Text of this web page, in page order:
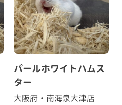
パールホワイトハムス
ター
大阪府・南海泉大津店